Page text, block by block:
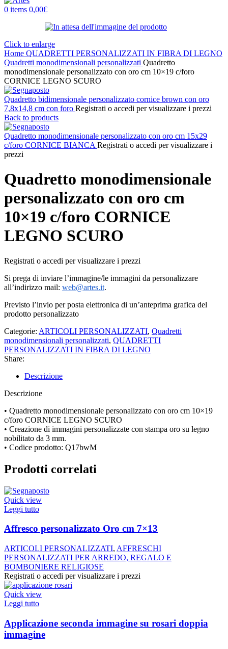
0 items 0,00€
Click to enlarge
Home QUADRETTI PERSONALIZZATI IN FIBRA DI LEGNO
Quadretti monodimensionali personalizzati Quadretto
monodimensionale personalizzato con oro cm 10×19 c/foro
CORNICE LEGNO SCURO
Quadretto bidimensionale personalizzato cornice brown con oro
7,8x14,8 cm con foro Registrati o accedi per visualizzare i prezzi
Back to products
Quadretto monodimensionale personalizzato con oro cm 15x29
c/foro CORNICE BIANCA Registrati o accedi per visualizzare i
prezzi
Quadretto monodimensionale
personalizzato con oro cm
10×19 c/foro CORNICE
LEGNO SCURO
Registrati o accedi per visualizzare i prezzi
Si prega di inviare l’immagine/le immagini da personalizzare
all’indirizzo mail: web@artes.it.
Previsto l’invio per posta elettronica di un’anteprima grafica del
prodotto personalizzato
Categorie: ARTICOLI PERSONALIZZATI, Quadretti
monodimensionali personalizzati, QUADRETTI
PERSONALIZZATI IN FIBRA DI LEGNO
Share:
Descrizione
Descrizione
• Quadretto monodimensionale personalizzato con oro cm 10×19
c/foro CORNICE LEGNO SCURO
• Creazione di immagini personalizzate con stampa oro su legno
nobilitato da 3 mm.
• Codice prodotto: Q17bwM
Prodotti correlati
Quick view
Leggi tutto
Affresco personalizzato Oro cm 7×13
ARTICOLI PERSONALIZZATI, AFFRESCHI
PERSONALIZZATI PER ARREDO, REGALO E
BOMBONIERE RELIGIOSE
Registrati o accedi per visualizzare i prezzi
Quick view
Leggi tutto
Applicazione seconda immagine su rosari doppia
immagine